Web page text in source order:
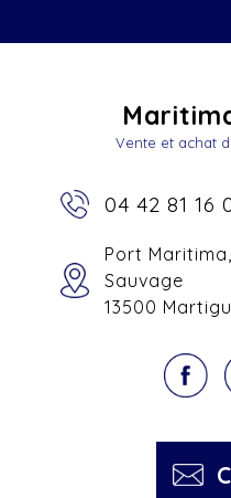
Vente et achat
04 42 81 16
Port
Sauvage
13500